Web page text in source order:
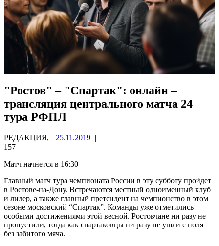
"Ростов" – "Спартак": онлайн –
трансляция центрального матча 24
тура РФПЛ
РЕДАКЦИЯ, 25.11.2019 |
157
Матч начнется в 16:30
Главный матч тура чемпионата России в эту субботу пройдет
в Ростове-на-Дону. Встречаются местный одноименный клуб
и лидер, а также главный претендент на чемпионство в этом
сезоне московский “Спартак”. Команды уже отметились
особыми достижениями этой весной. Ростовчане ни разу не
пропустили, тогда как спартаковцы ни разу не ушли с поля
без забитого мяча.